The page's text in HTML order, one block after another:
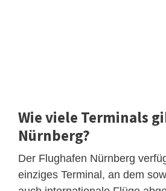
Wie viele Terminals
Nürnberg?
Der Flughafen Nürnberg
einziges Terminal, an dem